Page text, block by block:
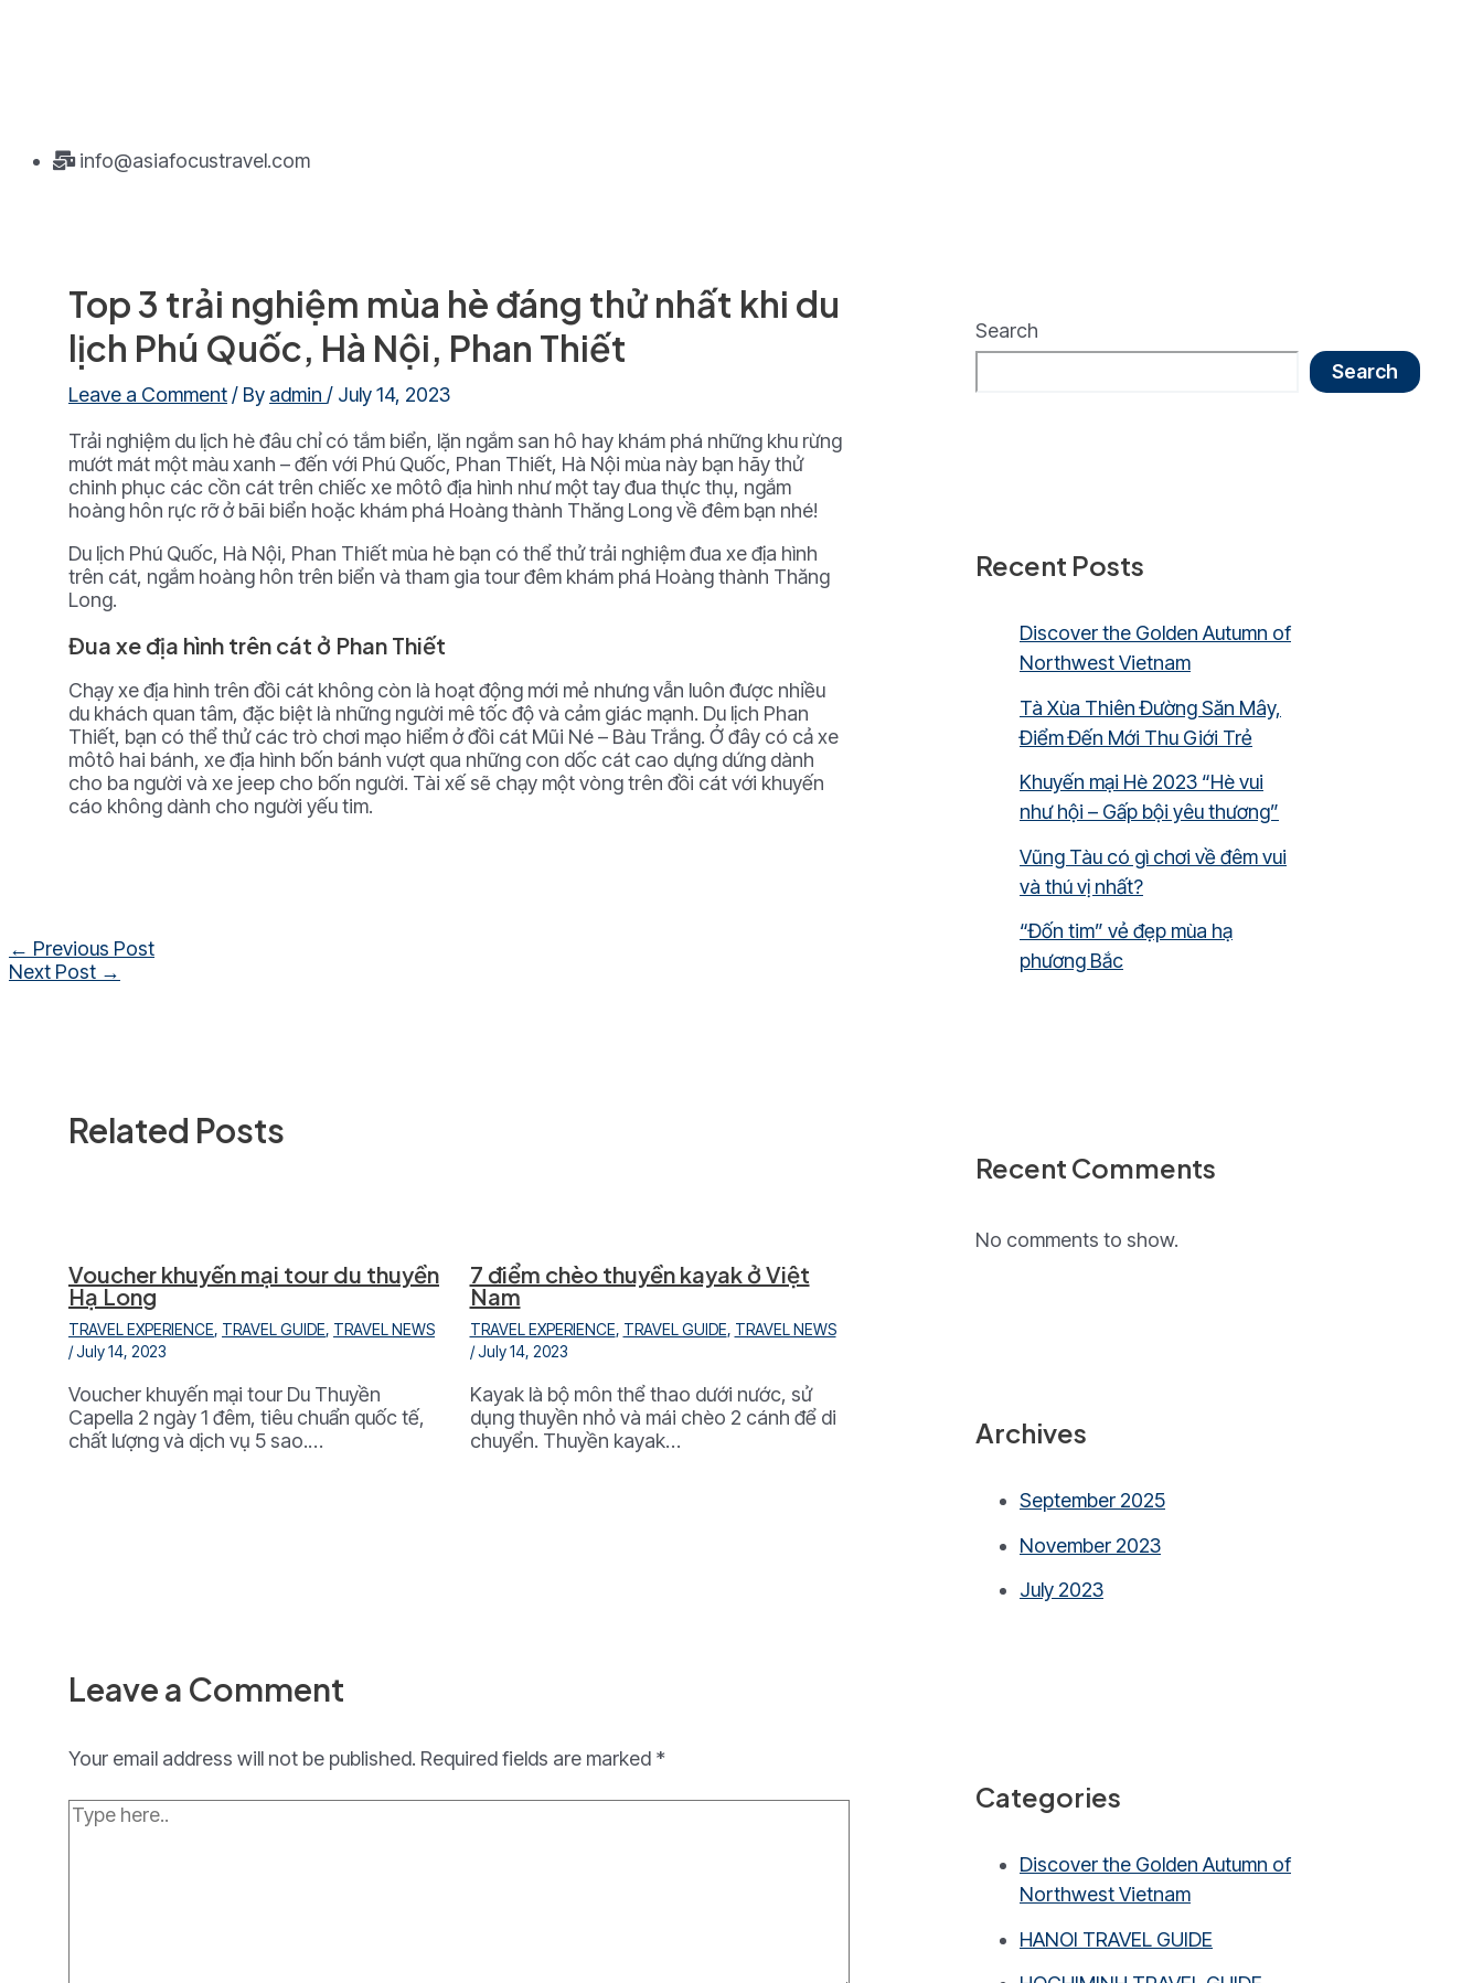
info@asiafocustravel.com
Top 3 trải nghiệm mùa hè đáng thử nhất khi du
lịch Phú Quốc, Hà Nội, Phan Thiết
Leave a Comment/ By admin / July 14, 2023
Trải nghiệm du lịch hè đâu chỉ có tắm biển, lặn ngắm san hô hay khám phá những khu rừng
mướt mát một màu xanh – đến với Phú Quốc, Phan Thiết, Hà Nội mùa này bạn hãy thử
chinh phục các cồn cát trên chiếc xe môtô địa hình như một tay đua thực thụ, ngắm
hoàng hôn rực rỡ ở bãi biển hoặc khám phá Hoàng thành Thăng Long về đêm bạn nhé!
Du lịch Phú Quốc, Hà Nội, Phan Thiết mùa hè bạn có thể thử trải nghiệm đua xe địa hình
trên cát, ngắm hoàng hôn trên biển và tham gia tour đêm khám phá Hoàng thành Thăng
Long.
Đua xe địa hình trên cát ở Phan Thiết
Chạy xe địa hình trên đồi cát không còn là hoạt động mới mẻ nhưng vẫn luôn được nhiều
du khách quan tâm, đặc biệt là những người mê tốc độ và cảm giác mạnh. Du lịch Phan
Thiết, bạn có thể thử các trò chơi mạo hiểm ở đồi cát Mũi Né – Bàu Trắng. Ở đây có cả xe
môtô hai bánh, xe địa hình bốn bánh vượt qua những con dốc cát cao dựng dứng dành
cho ba người và xe jeep cho bốn người. Tài xế sẽ chạy một vòng trên đồi cát với khuyến
cáo không dành cho người yếu tim.
Post
navigation
← Previous Post
Next Post →
Related Posts
Voucher khuyến mại tour du thuyền
Hạ Long
TRAVEL EXPERIENCE, TRAVEL GUIDE, TRAVEL NEWS
/July 14, 2023
Voucher khuyến mại tour Du Thuyền
Capella 2 ngày 1 đêm, tiêu chuẩn quốc tế,
chất lượng và dịch vụ 5 sao.…
7 điểm chèo thuyền kayak ở Việt
Nam
TRAVEL EXPERIENCE, TRAVEL GUIDE, TRAVEL NEWS
/July 14, 2023
Kayak là bộ môn thể thao dưới nước, sử
dụng thuyền nhỏ và mái chèo 2 cánh để di
chuyển. Thuyền kayak…
Leave a Comment
Your email address will not be published. Required fields are marked *
Type
here..
Search
Search
Recent Posts
Discover the Golden Autumn of
Northwest Vietnam
Tà Xùa Thiên Đường Săn Mây,
Điểm Đến Mới Thu Giới Trẻ
Khuyến mại Hè 2023 “Hè vui
như hội – Gấp bội yêu thương”
Vũng Tàu có gì chơi về đêm vui
và thú vị nhất?
“Đốn tim” vẻ đẹp mùa hạ
phương Bắc
Recent Comments
No comments to show.
Archives
September 2025
November 2023
July 2023
Categories
Discover the Golden Autumn of
Northwest Vietnam
HANOI TRAVEL GUIDE